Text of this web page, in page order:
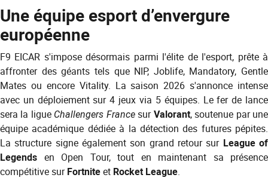
Une équipe esport d’envergure
européenne
F9 EICAR s'impose désormais parmi l'élite de l'esport, prête à
affronter des géants tels que NIP, Joblife, Mandatory, Gentle
Mates ou encore Vitality. La saison 2026 s'annonce intense
avec un déploiement sur 4 jeux via 5 équipes. Le fer de lance
sera la ligue Challengers FrancesurValorant, soutenue par une
équipe académique dédiée à la détection des futures pépites.
La structure signe également son grand retour sur League of
Legends en Open Tour, tout en maintenant sa présence
compétitive surFortniteet Rocket League.